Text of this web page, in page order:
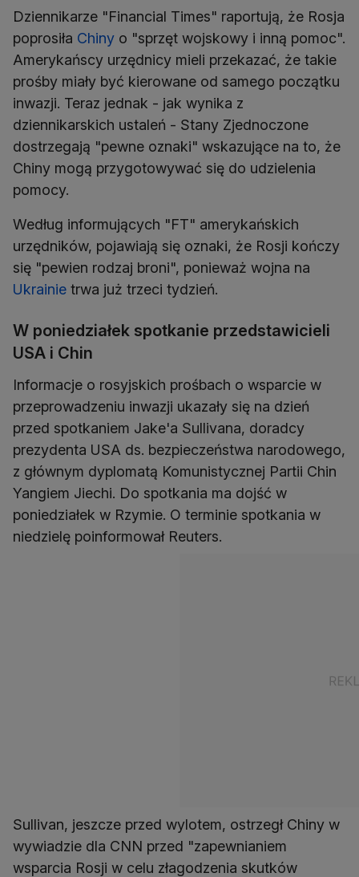
Dziennikarze "Financial Times" raportują, że Rosja
poprosiła Chiny o "sprzęt wojskowy i inną pomoc".
Amerykańscy urzędnicy mieli przekazać, że takie
prośby miały być kierowane od samego początku
inwazji. Teraz jednak - jak wynika z
dziennikarskich ustaleń - Stany Zjednoczone
dostrzegają "pewne oznaki" wskazujące na to, że
Chiny mogą przygotowywać się do udzielenia
pomocy.
Według informujących "FT" amerykańskich
urzędników, pojawiają się oznaki, że Rosji kończy
się "pewien rodzaj broni", ponieważ wojna na
Ukrainie trwa już trzeci tydzień.
W poniedziałek spotkanie przedstawicieli
USA i Chin
Informacje o rosyjskich prośbach o wsparcie w
przeprowadzeniu inwazji ukazały się na dzień
przed spotkaniem Jake'a Sullivana, doradcy
prezydenta USA ds. bezpieczeństwa narodowego,
z głównym dyplomatą Komunistycznej Partii Chin
Yangiem Jiechi. Do spotkania ma dojść w
poniedziałek w Rzymie. O terminie spotkania w
niedzielę poinformował Reuters.
Sullivan, jeszcze przed wylotem, ostrzegł Chiny w
wywiadzie dla CNN przed "zapewnianiem
wsparcia Rosji w celu złagodzenia skutków